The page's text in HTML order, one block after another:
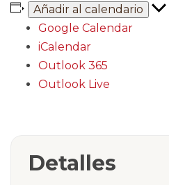
Añadir al calendario
Google Calendar
iCalendar
Outlook 365
Outlook Live
Detalles